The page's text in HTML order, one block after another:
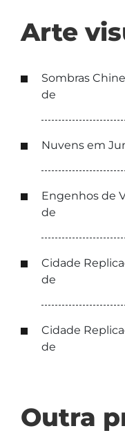
Arte
Sombras
de
Nuvens em
Engenhos de
de
Cidade
de
Cidade
de
Outra